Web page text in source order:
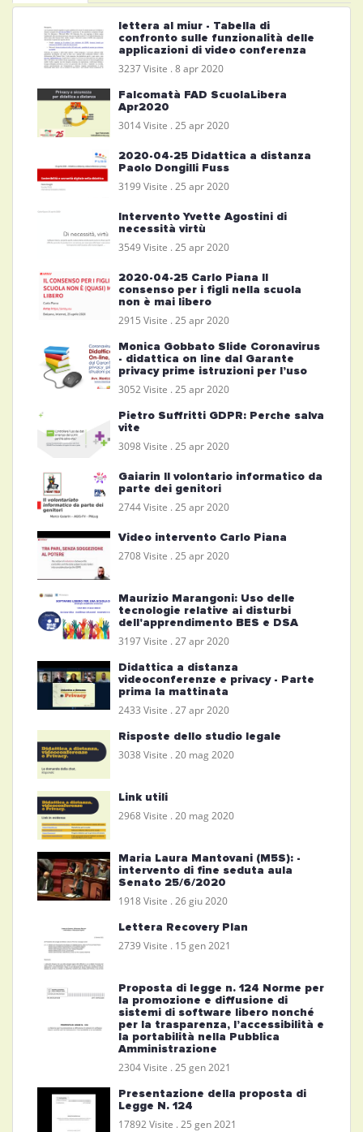
lettera al miur - Tabella di
confronto sulle funzionalità delle
applicazioni di video conferenza
3237 Visite . 8 apr 2020
Falcomatà FAD ScuolaLibera
Apr2020
3014 Visite . 25 apr 2020
2020-04-25 Didattica a distanza
Paolo Dongilli Fuss
3199 Visite . 25 apr 2020
Intervento Yvette Agostini di
necessità virtù
3549 Visite . 25 apr 2020
2020-04-25 Carlo Piana Il
consenso per i figli nella scuola
non è mai libero
2915 Visite . 25 apr 2020
Monica Gobbato Slide Coronavirus
- didattica on line dal Garante
privacy prime istruzioni per l’uso
3052 Visite . 25 apr 2020
Pietro Suffritti GDPR: Perche salva
vite
3098 Visite . 25 apr 2020
Gaiarin Il volontario informatico da
parte dei genitori
2744 Visite . 25 apr 2020
Video intervento Carlo Piana
2708 Visite . 25 apr 2020
Maurizio Marangoni: Uso delle
tecnologie relative ai disturbi
dell'apprendimento BES e DSA
3197 Visite . 27 apr 2020
Didattica a distanza
videoconferenze e privacy - Parte
prima la mattinata
2433 Visite . 27 apr 2020
Risposte dello studio legale
3038 Visite . 20 mag 2020
Link utili
2968 Visite . 20 mag 2020
Maria Laura Mantovani (M5S): -
intervento di fine seduta aula
Senato 25/6/2020
1918 Visite . 26 giu 2020
Lettera Recovery Plan
2739 Visite . 15 gen 2021
Proposta di legge n. 124 Norme per
la promozione e diffusione di
sistemi di software libero nonché
per la trasparenza, l’accessibilità e
la portabilità nella Pubblica
Amministrazione
2304 Visite . 25 gen 2021
Presentazione della proposta di
Legge N. 124
17892 Visite . 25 gen 2021